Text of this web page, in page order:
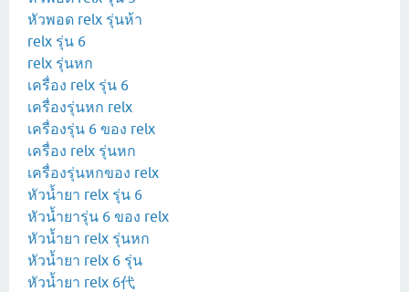
หัวพอด relx รุ่นห้า
relx รุ่น 6
relx รุ่นหก
เครื่อง relx รุ่น 6
เครื่องรุ่นหก relx
เครื่องรุ่น 6 ของ relx
เครื่อง relx รุ่นหก
เครื่องรุ่นหกของ relx
หัวน้ำยา relx รุ่น 6
หัวน้ำยารุ่น 6 ของ relx
หัวน้ำยา relx รุ่นหก
หัวน้ำยา relx 6 รุ่น
หัวน้ำยา relx 6代